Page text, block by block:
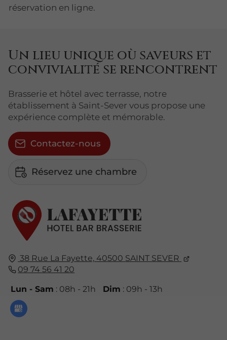
réservation en ligne.
38 Rue La Fayette, 40500 SAINT SEVER
09 74 56 41 20
Lun - Sam : 08h - 21h Dim : 09h - 13h
Un lieu unique où saveurs et
convivialité se rencontrent
Brasserie et hôtel avec terrasse, notre
établissement à Saint-Sever vous propose une
expérience complète et mémorable.
Contactez-nous
Réservez une chambre